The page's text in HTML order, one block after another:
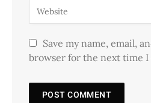
Save my name, email,
browser for the next time I